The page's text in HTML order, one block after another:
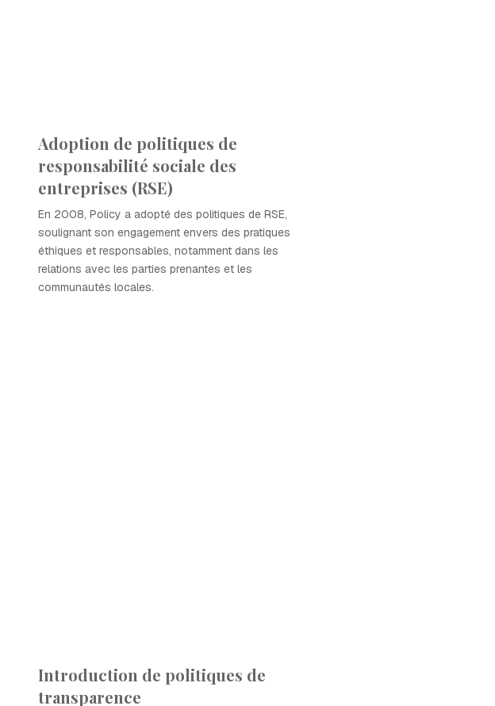
Adoption de politiques de
responsabilité sociale des
entreprises (RSE)
En 2008, Policy a adopté des politiques de RSE,
soulignant son engagement envers des pratiques
éthiques et responsables, notamment dans les
relations avec les parties prenantes et les
communautés locales.
Introduction de politiques de
transparence